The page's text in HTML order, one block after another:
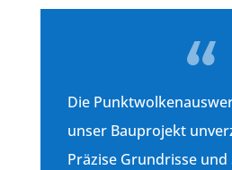
Die
unser Bauprojekt
Präzise Grundrisse und